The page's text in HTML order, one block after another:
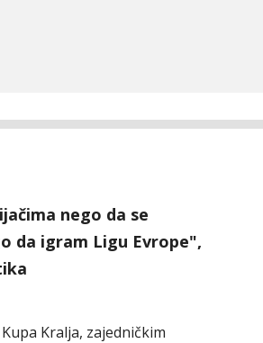
nego da se
da igram Ligu Evrope",
Kralja, zajedničkim